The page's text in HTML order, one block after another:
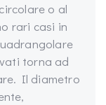
o al
rari casi in
torna ad
Il diametro